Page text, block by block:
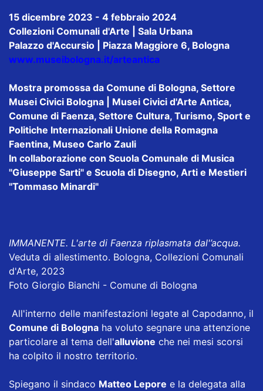
15 dicembre 2023 - 4 febbraio 2024
Collezioni Comunali d'Arte | Sala Urbana
Palazzo d'Accursio | Piazza Maggiore 6, Bologna
www.museibologna.it/arteantica
Mostra promossa da Comune di Bologna, Settore
Musei Civici Bologna | Musei Civici d'Arte Antica,
Comune di Faenza, Settore Cultura, Turismo, Sport e
Politiche Internazionali Unione della Romagna
Faentina, Museo Carlo Zauli
In collaborazione con Scuola Comunale di Musica
"Giuseppe Sarti" e Scuola di Disegno, Arti e Mestieri
"Tommaso Minardi"
IMMANENTE. L'arte di Faenza riplasmata dal'’acqua.
Veduta di allestimento. Bologna, Collezioni Comunali
d'Arte, 2023
Foto Giorgio Bianchi - Comune di Bologna
All'interno delle manifestazioni legate al Capodanno, il
Comune di Bologna ha voluto segnare una attenzione
particolare al tema dell'alluvione che nei mesi scorsi
ha colpito il nostro territorio.
Spiegano il sindaco Matteo Lepore e la delegata alla